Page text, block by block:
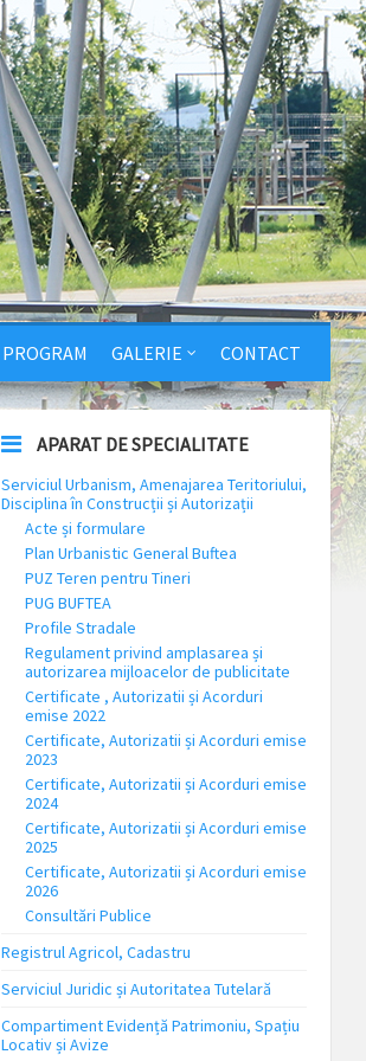
PROGRAM GALERIE CONTACT
APARAT DE SPECIALITATE
Serviciul Urbanism, Amenajarea Teritoriului,
Disciplina în Construcții și Autorizații
Acte și formulare
Plan Urbanistic General Buftea
PUZ Teren pentru Tineri
PUG BUFTEA
Profile Stradale
Regulament privind amplasarea și
autorizarea mijloacelor de publicitate
Certificate , Autorizatii și Acorduri
emise 2022
Certificate, Autorizatii și Acorduri emise
2023
Certificate, Autorizatii și Acorduri emise
2024
Certificate, Autorizatii și Acorduri emise
2025
Certificate, Autorizatii și Acorduri emise
2026
Consultări Publice
Registrul Agricol, Cadastru
Serviciul Juridic și Autoritatea Tutelară
Compartiment Evidență Patrimoniu, Spațiu
Locativ și Avize